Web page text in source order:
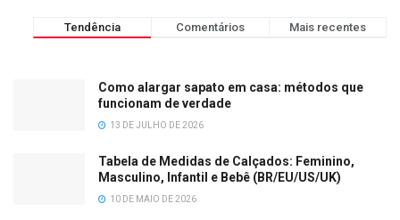
Tendência Comentários Mais recentes
Como alargar sapato em casa: métodos que
funcionam de verdade
13 DE JULHO DE 2026
Tabela de Medidas de Calçados: Feminino,
Masculino, Infantil e Bebê (BR/EU/US/UK)
10 DE MAIO DE 2026